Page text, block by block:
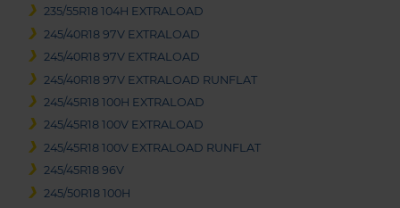
235/55R18 104H EXTRALOAD
245/40R18 97V EXTRALOAD
245/40R18 97V EXTRALOAD
245/40R18 97V EXTRALOAD RUNFLAT
245/45R18 100H EXTRALOAD
245/45R18 100V EXTRALOAD
245/45R18 100V EXTRALOAD RUNFLAT
245/45R18 96V
245/50R18 100H